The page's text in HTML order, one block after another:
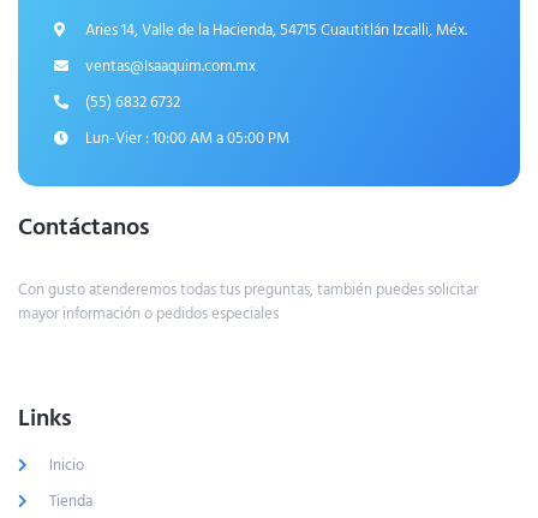
Aries 14, Valle de la Hacienda, 54715 Cuautitlán Izcalli, Méx.
ventas@Isaaquim.com.mx
(55) 6832 6732
Lun-Vier : 10:00 AM a 05:00 PM
Contáctanos
Con gusto atenderemos todas tus preguntas, también puedes solicitar
mayor información o pedidos especiales
Links
Inicio
Tienda